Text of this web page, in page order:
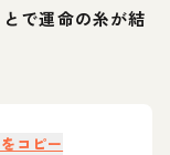
で運命の糸が結
コピー